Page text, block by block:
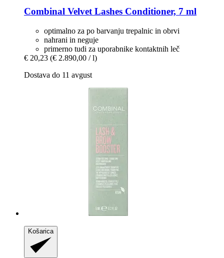
Combinal Velvet Lashes Conditioner, 7 ml
optimalno za po barvanju trepalnic in obrvi
nahrani in neguje
primerno tudi za uporabnike kontaktnih leč
€ 20,23 (€ 2.890,00 / l)
Dostava do 11 avgust
Košarica